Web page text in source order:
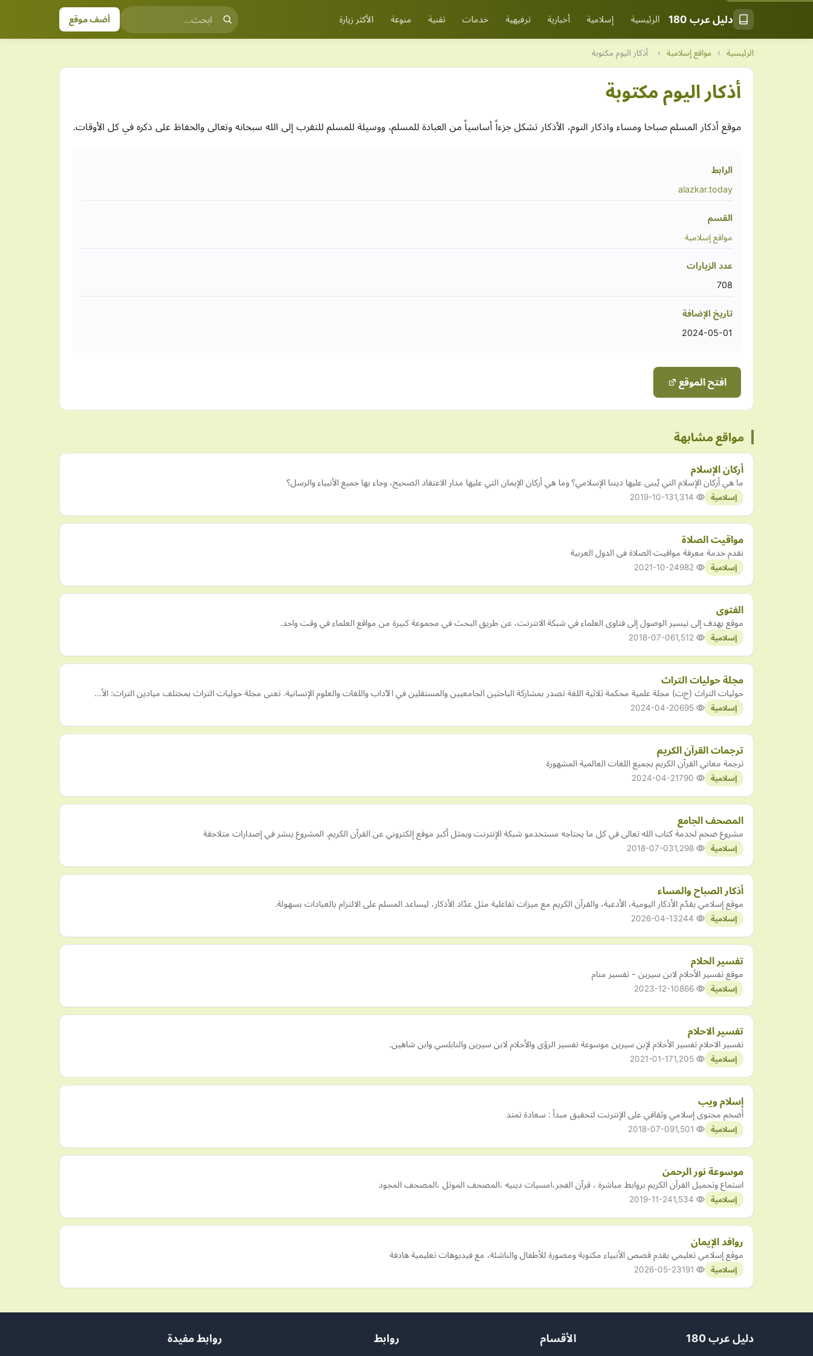
دليل عرب 180 الرئيسية إسلامية أخبارية ترفيهية خدمات تقنية منوعة الأكثر زيارة أضف موقع
الرئيسية › مواقع إسلامية › أذكار اليوم مكتوبة
أذكار اليوم مكتوبة
موقع أذكار المسلم صباحا ومساء واذكار النوم، الأذكار تشكل جزءاً أساسياً من العبادة للمسلم، ووسيلة للمسلم للتقرب إلى الله سبحانه وتعالى والحفاظ على ذكره في كل الأوقات.
الرابط
alazkar.today
القسم
مواقع إسلامية
عدد الزيارات
708
تاريخ الإضافة
2024-05-01
افتح الموقع
مواقع مشابهة
أركان الإسلام
ما هي أركان الإسلام التي يُبنى عليها ديننا الإسلامي؟ وما هي أركان الإيمان التي عليها مدار الاعتقاد الصحيح، وجاء بها جميع الأنبياء والرسل؟
إسلامية 2019-10-13
مواقيت الصلاة
نقدم خدمة معرفة مواقيت الصلاة فى الدول العربية
إسلامية 2021-10-24
الفتوى
موقع يهدف إلى تيسير الوصول إلى فتاوى العلماء في شبكة الانترنت، عن طريق البحث في مجموعة كبيرة من مواقع العلماء في وقت واحد.
إسلامية 2018-07-06
مجلة حوليات التراث
حوليات التراث (ح‌ت) مجلة علمية محكمة ثلاثية اللغة تصدر بمشاركة الباحثين الجامعيين والمستقلين في الآداب واللغات والعلوم الإنسانية. تعنى مجلة حوليات التراث بمختلف ميادين التراث: الأ…
إسلامية 2024-04-20
ترجمات القرآن الكريم
ترجمة معاني القرآن الكريم بجميع اللغات العالمية المشهورة
إسلامية 2024-04-21
المصحف الجامع
مشروع ضخم لخدمة كتاب الله تعالى في كل ما يحتاجه مستخدمو شبكة الإنترنت ويمثل أكبر موقع إلكتروني عن القرآن الكريم. المشروع ينشر في إصدارات متلاحقة
إسلامية 2018-07-03
أذكار الصباح والمساء
موقع إسلامي يقدّم الأذكار اليومية، الأدعية، والقرآن الكريم مع ميزات تفاعلية مثل عدّاد الأذكار، ليساعد المسلم على الالتزام بالعبادات بسهولة.
إسلامية 2026-04-13
تفسير الحلام
موقع تفسير الأحلام لابن سيرين - تفسير منام
إسلامية 2023-12-10
تفسير الاحلام
تفسير الاحلام تفسير الأحلام لإبن سيرين موسوعة تفسير الرؤى والأحلام لابن سيرين والنابلسي وابن شاهين.
إسلامية 2021-01-17
إسلام ويب
أضخم محتوى إسلامي وثقافي على الإنترنت لتحقيق مبدأ : سعادة تمتد
إسلامية 2018-07-09
موسوعة نور الرحمن
استماع وتحميل القرآن الكريم بروابط مباشرة ، قرآن الفجر،امسيات دينيه ،المصحف الموتل ،المصحف المجود
إسلامية 2019-11-24
روافد الإيمان
موقع إسلامي تعليمي يقدم قصص الأنبياء مكتوبة ومصورة للأطفال والناشئة، مع فيديوهات تعليمية هادفة
إسلامية 2026-05-23
دليل عرب 180 الأقسام روابط روابط مفيدة